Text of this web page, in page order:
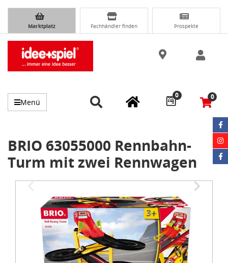
Marktplatz Fachhändler finden Prospekte
Menü
0 0
BRIO 63055000 Rennbahn-
Turm mit zwei Rennwagen